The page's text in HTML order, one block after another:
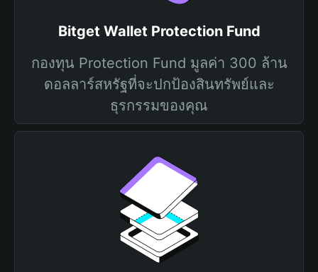
Bitget Wallet Protection Fund
กองทุน Protection Fund มูลค่า 300 ล้าน
ดอลลาร์สหรัฐที่จะปกป้องสินทรัพย์และ
ธุรกรรมของคุณ